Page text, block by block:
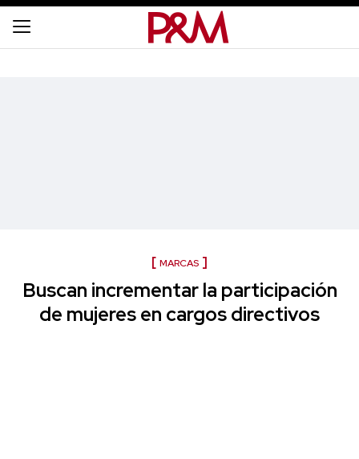
MARCAS
Buscan incrementar la participación
de mujeres en cargos directivos